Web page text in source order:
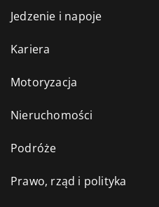
Jedzenie i napoje
Kariera
Motoryzacja
Nieruchomości
Podróże
Prawo, rząd i polityka